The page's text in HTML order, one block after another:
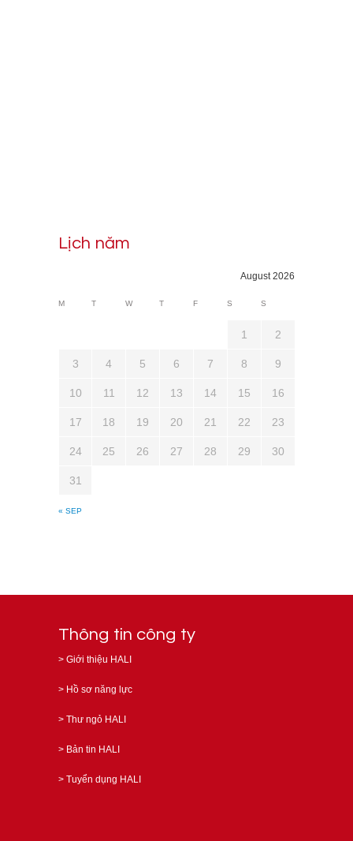
Lịch năm
August 2026
M T W T F S S
« SEP
1 2
3 4 5 6 7 8 9
10 11 12 13 14 15 16
17 18 19 20 21 22 23
24 25 26 27 28 29 30
31
Thông tin công ty
> Giới thiệu HALI
> Hồ sơ năng lực
> Thư ngỏ HALI
> Bản tin HALI
> Tuyển dụng HALI